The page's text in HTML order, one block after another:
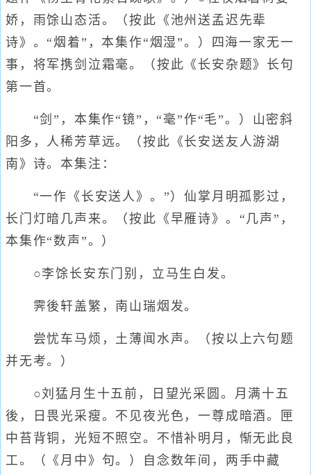
娇，雨馀山态活。（按此《池州送孟迟先辈
诗》。“烟着”，本集作“烟湿”。）四海一家无一
事，将军携剑泣霜毫。（按此《长安杂题》长句
第一首。
“剑”，本集作“镜”，“毫”作“毛”。）山密斜
阳多，人稀芳草远。（按此《长安送友人游湖
南》诗。本集注：
“一作《长安送人》。”）仙掌月明孤影过，
长门灯暗几声来。（按此《早雁诗》。“几声”，
本集作“数声”。）
○李馀长安东门别，立马生白发。
霁後轩盖繁，南山瑞烟发。
尝忧车马烦，土薄闻水声。（按以上六句题
并无考。）
○刘猛月生十五前，日望光采圆。月满十五
後，日畏光采瘦。不见夜光色，一尊成暗酒。匣
中苔背铜，光短不照空。不惜补明月，惭无此良
工。（《月中》句。）自念数年间，两手中藏